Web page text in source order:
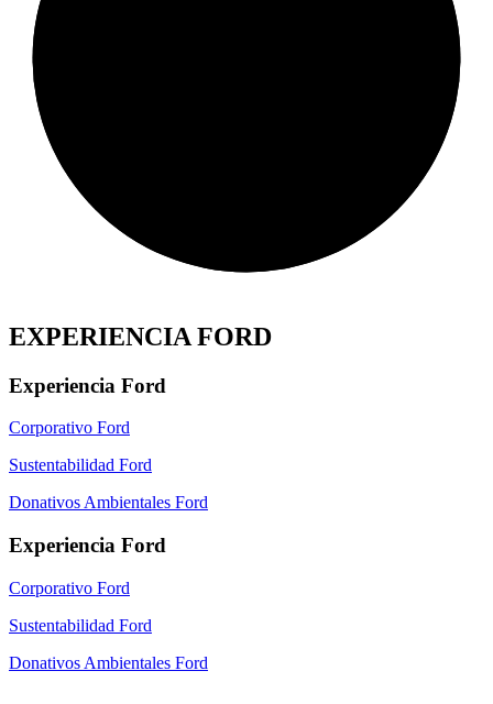
EXPERIENCIA FORD
Experiencia Ford
Corporativo Ford
Sustentabilidad Ford
Donativos Ambientales Ford
Experiencia Ford
Corporativo Ford
Sustentabilidad Ford
Donativos Ambientales Ford